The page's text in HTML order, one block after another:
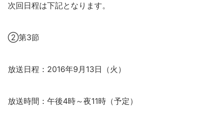
次回日程は下記となります。
②第3節
放送日程：2016年9月13日（火）
放送時間：午後4時～夜11時（予定）